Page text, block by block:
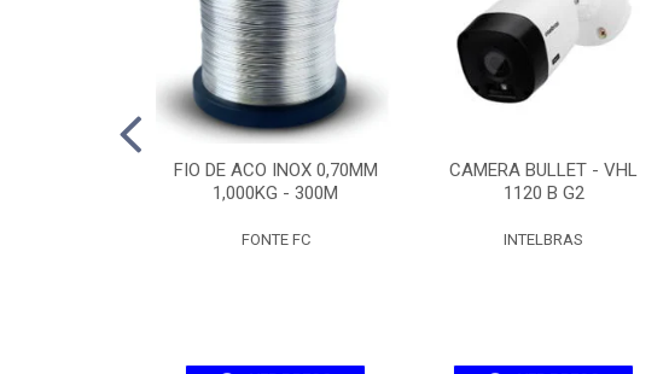
FIO DE ACO INOX 0,70MM
1,000KG - 300M
FONTE FC
CAMERA BULLET - VHL
1120 B G2
INTELBRAS